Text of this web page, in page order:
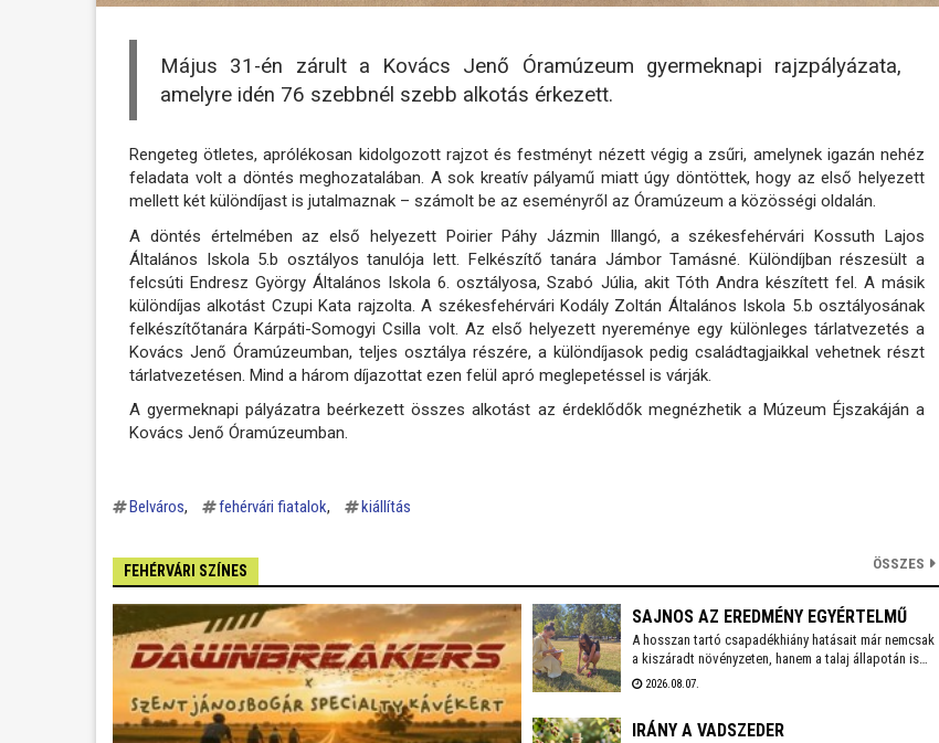
Május 31-én zárult a Kovács Jenő Óramúzeum gyermeknapi rajzpályázata,
amelyre idén 76 szebbnél szebb alkotás érkezett.
Rengeteg ötletes, aprólékosan kidolgozott rajzot és festményt nézett végig a zsűri, amelynek igazán nehéz
feladata volt a döntés meghozatalában. A sok kreatív pályamű miatt úgy döntöttek, hogy az első helyezett
mellett két különdíjast is jutalmaznak – számolt be az eseményről az Óramúzeum a közösségi oldalán.
A döntés értelmében az első helyezett Poirier Páhy Jázmin Illangó, a székesfehérvári Kossuth Lajos
Általános Iskola 5.b osztályos tanulója lett. Felkészítő tanára Jámbor Tamásné. Különdíjban részesült a
felcsúti Endresz György Általános Iskola 6. osztályosa, Szabó Júlia, akit Tóth Andra készített fel. A másik
különdíjas alkotást Czupi Kata rajzolta. A székesfehérvári Kodály Zoltán Általános Iskola 5.b osztályosának
felkészítőtanára Kárpáti-Somogyi Csilla volt. Az első helyezett nyereménye egy különleges tárlatvezetés a
Kovács Jenő Óramúzeumban, teljes osztálya részére, a különdíjasok pedig családtagjaikkal vehetnek részt
tárlatvezetésen. Mind a három díjazottat ezen felül apró meglepetéssel is várják.
A gyermeknapi pályázatra beérkezett összes alkotást az érdeklődők megnézhetik a Múzeum Éjszakáján a
Kovács Jenő Óramúzeumban.
Belváros fehérvári fiatalok kiállítás
FEHÉRVÁRI SZÍNES ÖSSZES
SAJNOS AZ EREDMÉNY EGYÉRTELMŰ
A hosszan tartó csapadékhiány hatásait már nemcsak
a kiszáradt növényzeten, hanem a talaj állapotán is
egyértelműen mérni lehet. A Városgondnokság
zöldterületének talaját, hogy pontos képet kapjanak a
2026.08.07.
IRÁNY A VADSZEDER